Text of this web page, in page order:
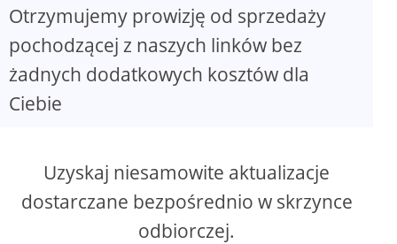
Otrzymujemy prowizję od sprzedaży
pochodzącej z naszych linków bez
żadnych dodatkowych kosztów dla
Ciebie
Uzyskaj niesamowite aktualizacje
dostarczane bezpośrednio w skrzynce
odbiorczej.